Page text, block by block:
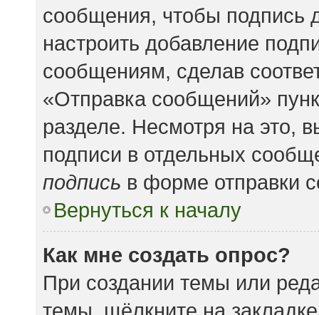
сообщения, чтобы подпись
настроить добавление
сообщениям, сделав
«Отправка сообщений»
разделе. Несмотря на это,
подписи в отдельных
подпись в форме отправки
Вернуться к началу
Как мне создать опрос?
При создании темы или